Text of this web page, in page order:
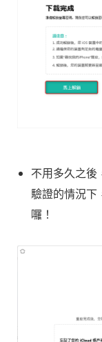
不用多久之後
驗證的情況下
囉！